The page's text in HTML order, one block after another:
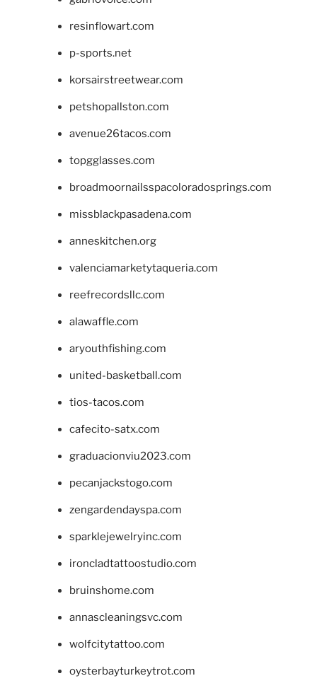
resinflowart.com
p-sports.net
korsairstreetwear.com
petshopallston.com
avenue26tacos.com
topgglasses.com
broadmoornailsspacoloradosprings.com
missblackpasadena.com
anneskitchen.org
valenciamarketytaqueria.com
reefrecordsllc.com
alawaffle.com
aryouthfishing.com
united-basketball.com
tios-tacos.com
cafecito-satx.com
graduacionviu2023.com
pecanjackstogo.com
zengardendayspa.com
sparklejewelryinc.com
ironcladtattoostudio.com
bruinshome.com
annascleaningsvc.com
wolfcitytattoo.com
oysterbayturkeytrot.com